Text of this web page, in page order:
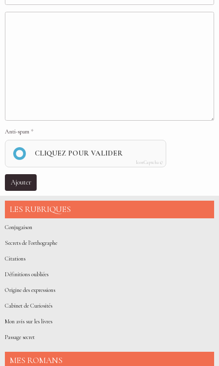
Anti-spam
CLIQUEZ POUR VALIDER
IconCaptcha ©
Ajouter
LES RUBRIQUES
Conjugaison
Secrets de l'orthographe
Citations
Définitions oubliées
Origine des expressions
Cabinet de Curiosités
Mon avis sur les livres
Passage secret
MES ROMANS